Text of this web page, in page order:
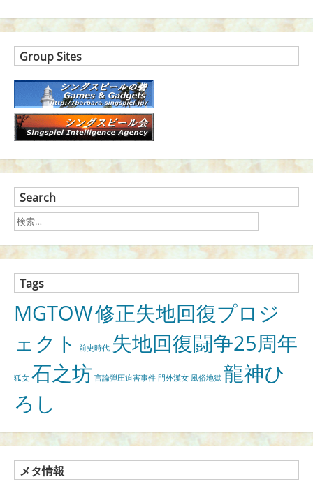
Group Sites
Search
Tags
MGTOW修正失地回復プロジ
ェクト
前史時代 失地回復闘争25周年
狐女 石之坊 言論弾圧迫害事件 門外漢女 風俗地獄 龍神ひ
ろし
メタ情報